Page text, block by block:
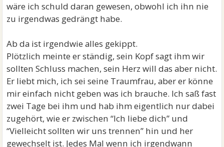
wäre ich schuld daran gewesen, obwohl ich ihn nie
zu irgendwas gedrängt habe.
Ab da ist irgendwie alles gekippt.
Plötzlich meinte er ständig, sein Kopf sagt ihm wir
sollten Schluss machen, sein Herz will das aber nicht.
Er liebt mich, ich sei seine Traumfrau, aber er könne
mir einfach nicht geben was ich brauche. Ich saß fast
zwei Tage bei ihm und hab ihm eigentlich nur dabei
zugehört, wie er zwischen “Ich liebe dich” und
“Vielleicht sollten wir uns trennen” hin und her
gewechselt ist. Jedes Mal wenn ich irgendwann